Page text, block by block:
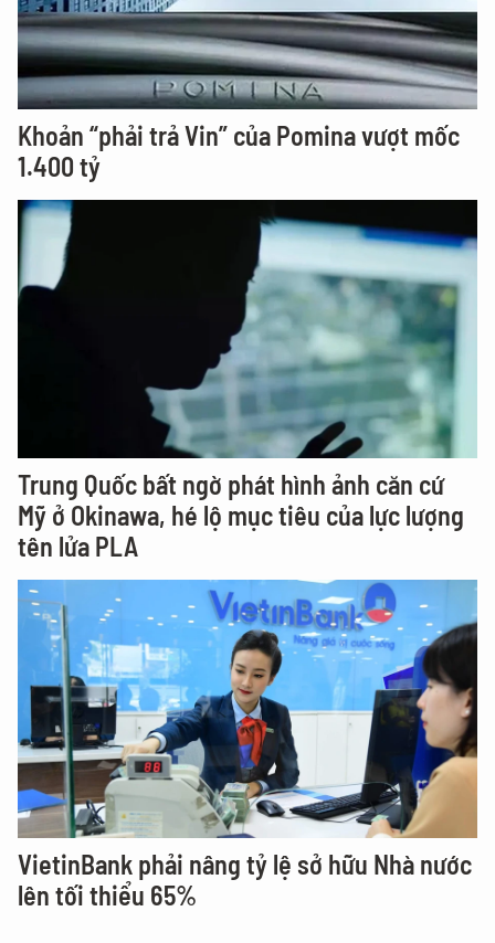
Khoản “phải trả Vin” của Pomina vượt mốc
1.400 tỷ
Trung Quốc bất ngờ phát hình ảnh căn cứ
Mỹ ở Okinawa, hé lộ mục tiêu của lực lượng
tên lửa PLA
VietinBank phải nâng tỷ lệ sở hữu Nhà nước
lên tối thiểu 65%